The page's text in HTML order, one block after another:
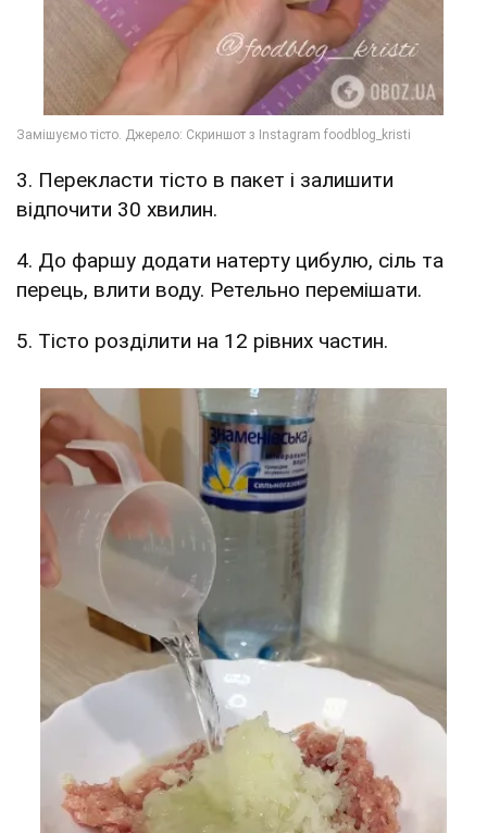
3. Перекласти тісто в пакет і залишити
відпочити 30 хвилин.
4. До фаршу додати натерту цибулю, сіль та
перець, влити воду. Ретельно перемішати.
5. Тісто розділити на 12 рівних частин.